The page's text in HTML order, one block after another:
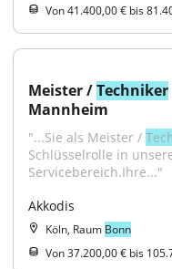
Von 41.400,00 € bis
Meister / Techniker
Mannheim
"...Sie als Meister /
Schlüsselrolle in
Servicebereich.Ihre..."
Akkodis
Köln, Raum Bonn
Von 37.200,00 € bis